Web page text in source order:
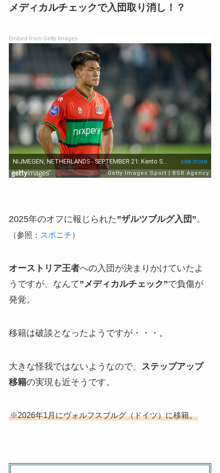
メディカルチェックで入団取り消し！？
Embed from Getty Images
2025年のオフに報じられた”ザルツブルグ入団”。
（参照： スポニチ）
オーストリア王者への入団が決まりかけていたよ
うですが、なんて”メディカルチェック”で負傷が
発覚。
移籍は破談となったようですが・・・。
大きな怪我ではないようなので、
ステップアップ
移籍の実現も近そうです。
※2026年1月にヴォルフスブルグ（ドイツ）に移籍。